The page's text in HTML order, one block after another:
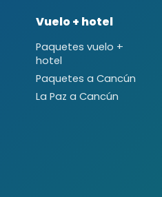
Vuelo + hotel
Paquetes vuelo +
hotel
Paquetes a Cancún
La Paz a Cancún